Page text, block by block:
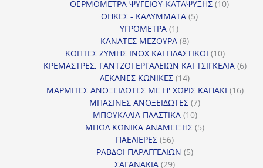
προϊόντα
ΘΕΡΜΟΜΕΤΡΑ ΨΥΓΕΙΟΥ-ΚΑΤΑΨΥΞΗΣ 1010
ΘΗΚΕΣ - ΚΑΛΥΜΜΑΤΑ 55
ΥΓΡΟΜΕΤΡΑ 11
προϊόν
ΚΑΝΑΤΕΣ ΜΕΖΟΥΡΑ 88
προϊόντα
ΚΟΠΤΕΣ ΖΥΜΗΣ INOX ΚΑΙ ΠΛΑΣΤΙΚΟΙ 1010
προϊόντα
ΚΡΕΜΑΣΤΡΕΣ, ΓΑΝΤΖΟΙ ΕΡΓΑΛΕΙΩΝ ΚΑΙ ΤΣΙΓΚΕΛΙΑ 66
ΛΕΚΑΝΕΣ ΚΩΝΙΚΕΣ 1414
προϊόντα
ΜΑΡΜΙΤΕΣ ΑΝΟΞΕΙΔΩΤΕΣ ΜΕ Η' ΧΩΡΙΣ ΚΑΠΑΚΙ 1616
ΜΠΑΣΙΝΕΣ ΑΝΟΞΕΙΔΩΤΕΣ 77
ΜΠΟΥΚΑΛΙΑ ΠΛΑΣΤΙΚΑ 1010
προϊόντα
ΜΠΩΛ ΚΩΝΙΚΑ ΑΝΑΜΕΙΞΗΣ 55
ΠΑΕΛΙΕΡΕΣ 5656
προϊόντα
ΡΑΒΔΟΙ ΠΑΡΑΓΓΕΛΙΩΝ 55
ΣΑΓΑΝΑΚΙΑ 2929